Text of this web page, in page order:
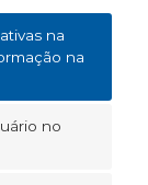
na
na
no